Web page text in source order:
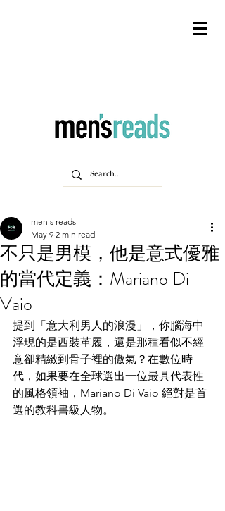
不只是男模，他是意式優雅
的當代定義：Mariano Di
Vaio
men's reads
May 9 2 min read
提到「意大利男人的浪漫」，你腦海中
浮現的是西裝革履，還是那種看似不經
意卻精緻到骨子裡的傲氣？在數位時
代，如果要在全球選出一位最具代表性
的風格領袖，Mariano Di Vaio 絕對是首
選的教科書級人物。